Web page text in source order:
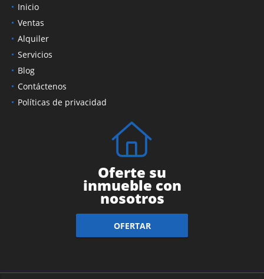
Inicio
Ventas
Alquiler
Servicios
Blog
Contáctenos
Políticas de privacidad
Oferte su
inmueble con
nosotros
OFERTAR